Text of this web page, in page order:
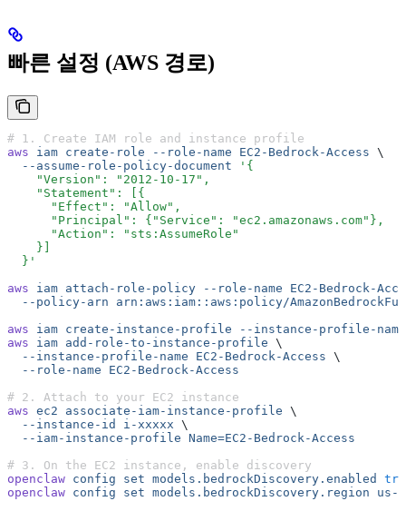
빠른 설정 (AWS 경로)
# 1. Create IAM role and instance profile
aws iam create-role --role-name EC2-Bedrock-Access \
  --assume-role-policy-document
'{
    "Version": "2012-10-17",
    "Statement": [{
      "Effect": "Allow",
      "Principal": {"Service": "ec2.amazonaws.com"},
      "Action": "sts:AssumeRole"
    }]
  }'
aws iam attach-role-policy --role-name EC2-Bedrock-
  --policy-arn
arn:aws:iam::aws:policy/
aws iam create-instance-profile --instance-profile-name
aws iam add-role-to-instance-profile \
  --instance-profile-name
EC2-Bedrock-Access \
  --role-name
EC2-Bedrock-Access
# 2. Attach to your EC2 instance
aws ec2 associate-iam-instance-profile \
  --instance-id
i-xxxxx \
  --iam-instance-profile
Name=EC2-Bedrock-Access
# 3. On the EC2 instance, enable discovery
openclaw config set models.bedrockDiscovery.enabled
openclaw config set models.bedrockDiscovery.region us-